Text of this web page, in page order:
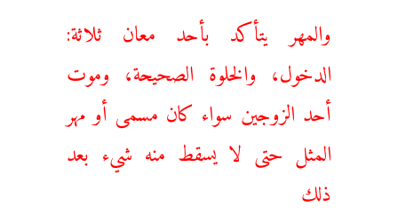
والمهر يتأكد ‌بأحد ‌معان ثلاثة:
الدخول، والخلوة الصحيحة، وموت
أحد الزوجين سواء كان مسمى أو مهر
المثل حتى لا يسقط منه شيء بعد
ذلك